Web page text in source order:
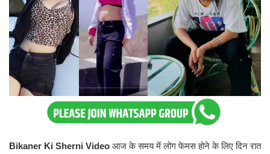
Bikaner Ki Sherni Video आज के समय में लोग फेमस होने के लिए दिन रात